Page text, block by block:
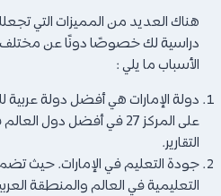
هناك العديد من المميزات التي
دراسية لك خصوصًا دونًا عن مختلف
الأسباب ما يلي :
دولة الإمارات هي أفضل دولة عربية
على المركز 27 في أفضل
التقارير.
جودة التعليم في الإمارات. حيث
التعليمية في العالم والمنطقة